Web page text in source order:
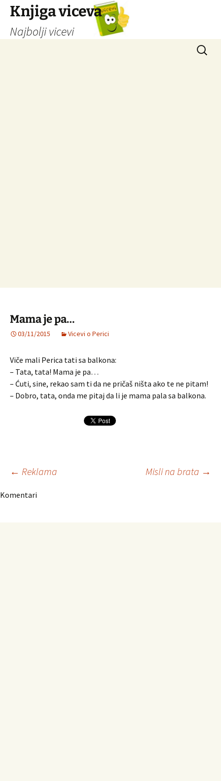
Knjiga viceva
Najbolji vicevi
Mama je pa…
03/11/2015 Vicevi o Perici
Viče mali Perica tati sa balkona:
– Tata, tata! Mama je pa…
– Ćuti, sine, rekao sam ti da ne pričaš ništa ako te ne pitam!
– Dobro, tata, onda me pitaj da li je mama pala sa balkona.
Navigacija
← Reklama Misli na brata →
Komentari